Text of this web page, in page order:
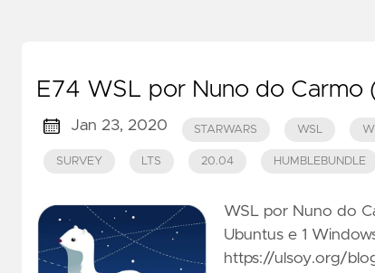
E74 WSL por Nuno do Carmo
Jan 23, 2020 STARWARS WSL
SURVEY LTS 20.04 HUMBLEBUNDLE
WSL por Nuno do
Ubuntus e 1
https://ulsoy.org/